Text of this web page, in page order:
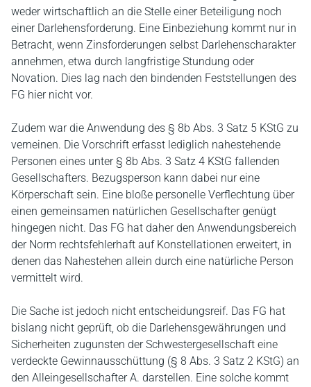
weder wirtschaftlich an die Stelle einer Beteiligung noch
einer Darlehensforderung. Eine Einbeziehung kommt nur in
Betracht, wenn Zinsforderungen selbst Darlehenscharakter
annehmen, etwa durch langfristige Stundung oder
Novation. Dies lag nach den bindenden Feststellungen des
FG hier nicht vor.
Zudem war die Anwendung des § 8b Abs. 3 Satz 5 KStG zu
verneinen. Die Vorschrift erfasst lediglich nahestehende
Personen eines unter § 8b Abs. 3 Satz 4 KStG fallenden
Gesellschafters. Bezugsperson kann dabei nur eine
Körperschaft sein. Eine bloße personelle Verflechtung über
einen gemeinsamen natürlichen Gesellschafter genügt
hingegen nicht. Das FG hat daher den Anwendungsbereich
der Norm rechtsfehlerhaft auf Konstellationen erweitert, in
denen das Nahestehen allein durch eine natürliche Person
vermittelt wird.
Die Sache ist jedoch nicht entscheidungsreif. Das FG hat
bislang nicht geprüft, ob die Darlehensgewährungen und
Sicherheiten zugunsten der Schwestergesellschaft eine
verdeckte Gewinnausschüttung (§ 8 Abs. 3 Satz 2 KStG) an
den Alleingesellschafter A. darstellen. Eine solche kommt